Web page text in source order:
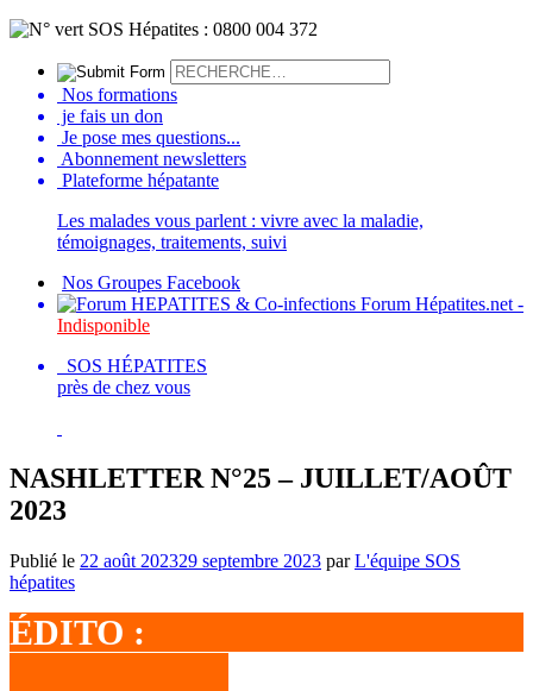
Nos formations
je fais un don
Je pose mes questions...
Abonnement newsletters
Plateforme hépatante
Les malades vous parlent : vivre avec la maladie,
témoignages, traitements, suivi
Nos Groupes Facebook
Forum Hépatites.net -
Indisponible
SOS HÉPATITES
près de chez vous
NASHLETTER N°25 – JUILLET/AOÛT
2023
Publié le 22 août 202329 septembre 2023 parL'équipe SOS
hépatites
ÉDITO :